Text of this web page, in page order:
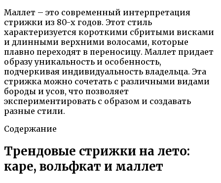
Маллет – это современный интерпретация
стрижки из 80-х годов. Этот стиль
характеризуется короткими сбритыми висками
и длинными верхними волосами, которые
плавно переходят в переносицу. Маллет придает
образу уникальность и особенность,
подчеркивая индивидуальность владельца. Эта
стрижка можно сочетать с различными видами
бороды и усов, что позволяет
экспериментировать с образом и создавать
разные стили.
Содержание
Трендовые стрижки на лето:
каре, вольфкат и маллет